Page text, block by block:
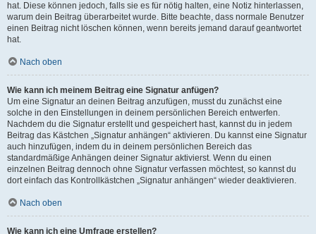
hat. Diese können jedoch, falls sie es für nötig halten, eine Notiz hinterlassen,
warum dein Beitrag überarbeitet wurde. Bitte beachte, dass normale Benutzer
einen Beitrag nicht löschen können, wenn bereits jemand darauf geantwortet
hat.
Nach oben
Wie kann ich meinem Beitrag eine Signatur anfügen?
Um eine Signatur an deinen Beitrag anzufügen, musst du zunächst eine
solche in den Einstellungen in deinem persönlichen Bereich entwerfen.
Nachdem du die Signatur erstellt und gespeichert hast, kannst du in jedem
Beitrag das Kästchen „Signatur anhängen“ aktivieren. Du kannst eine Signatur
auch hinzufügen, indem du in deinem persönlichen Bereich das
standardmäßige Anhängen deiner Signatur aktivierst. Wenn du einen
einzelnen Beitrag dennoch ohne Signatur verfassen möchtest, so kannst du
dort einfach das Kontrollkästchen „Signatur anhängen“ wieder deaktivieren.
Nach oben
Wie kann ich eine Umfrage erstellen?